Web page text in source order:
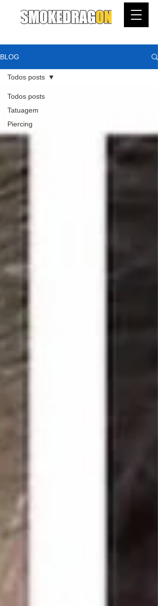
BLOG
Todos posts
Tatuagem
Piercing
Todos posts